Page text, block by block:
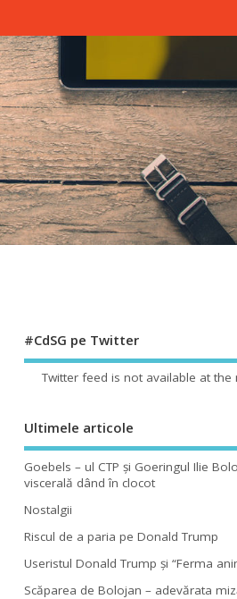
#CdSG pe Twitter
Twitter feed is not available at the
Ultimele articole
Goebels – ul CTP şi Goeringul Ilie
viscerală dând în clocot
Nostalgii
Riscul de a paria pe Donald Trump
Useristul Donald Trump şi “Ferma
Scăparea de Bolojan – adevărata